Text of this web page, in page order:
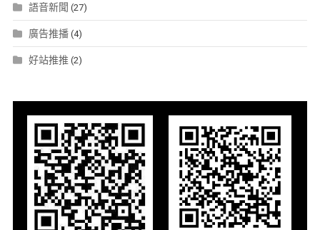
語音新聞 (27)
廣告推播(4)
好站推推 (2)